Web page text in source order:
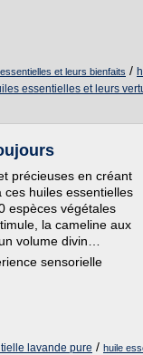
et leurs bienfaits /
essentielles et leurs
précieuses en créant
huiles essentielles
espèces végétales
la cameline aux
volume divin…
sensorielle
lavande pure / huile